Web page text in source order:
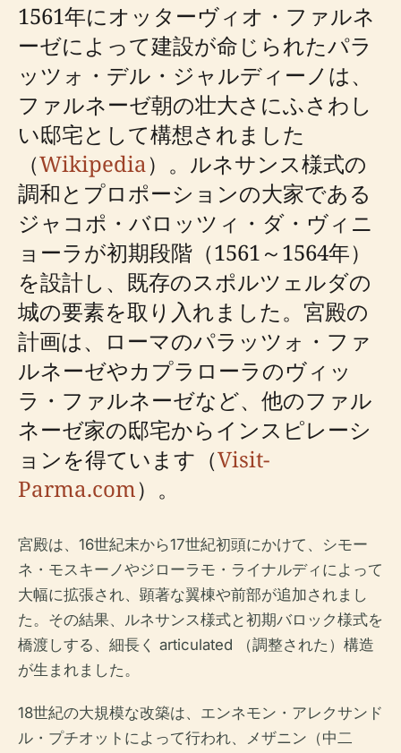
1561年にオッターヴィオ・ファルネ
ーゼによって建設が命じられたパラ
ッツォ・デル・ジャルディーノは、
ファルネーゼ朝の壮大さにふさわし
い邸宅として構想されました
（Wikipedia）。ルネサンス様式の
調和とプロポーションの大家である
ジャコポ・バロッツィ・ダ・ヴィニ
ョーラが初期段階（1561～1564年）
を設計し、既存のスポルツェルダの
城の要素を取り入れました。宮殿の
計画は、ローマのパラッツォ・ファ
ルネーゼやカプラローラのヴィッ
ラ・ファルネーゼなど、他のファル
ネーゼ家の邸宅からインスピレーシ
ョンを得ています（Visit-
Parma.com）。
宮殿は、16世紀末から17世紀初頭にかけて、シモー
ネ・モスキーノやジローラモ・ライナルディによって
大幅に拡張され、顕著な翼棟や前部が追加されまし
た。その結果、ルネサンス様式と初期バロック様式を
橋渡しする、細長く articulated （調整された）構造
が生まれました。
18世紀の大規模な改築は、エンネモン・アレクサンド
ル・プチオットによって行われ、メザニン（中二